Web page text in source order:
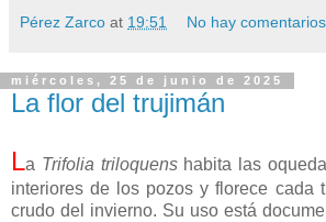
Pérez Zarco at 19:51 No hay
miércoles, 25 de junio de 2025
La flor del trujimán
La Trifolia triloquens habita
las
interiores de los pozos y florece cada
crudo del invierno. Su uso está